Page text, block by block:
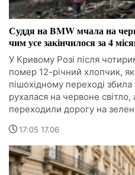
Суддя на BMW мчала на
чим усе закінчилося за 4
У Кривому Розі після
помер 12-річний хлопчик,
пішохідному переході
рухалася на червоне
переходили дорогу на
17:05 17.06